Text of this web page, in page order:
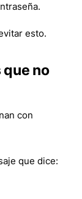
.
esto.
no
con
que dice: